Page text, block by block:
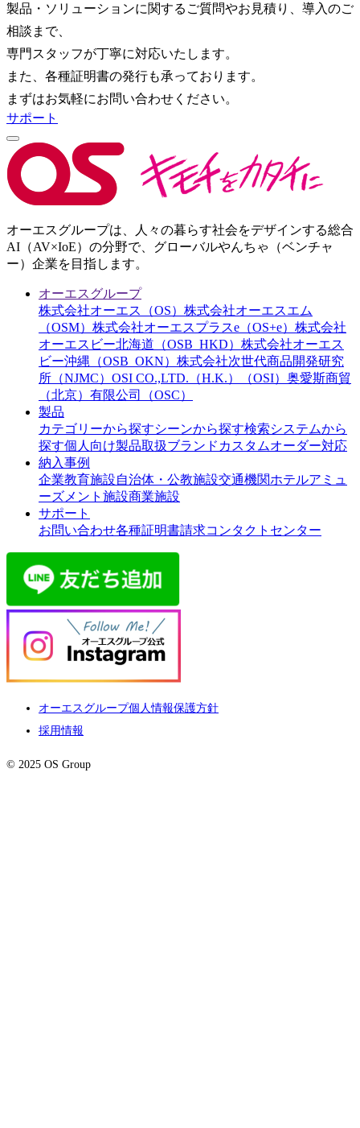
製品・ソリューションに関するご質問やお見積り、導入のご
相談まで、
専門スタッフが丁寧に対応いたします。
また、各種証明書の発行も承っております。
まずはお気軽にお問い合わせください。
サポート
オーエスグループは、人々の暮らす社会をデザインする総合
AI（AV×IoE）の分野で、グローバルやんちゃ（ベンチャ
ー）企業を目指します。
オーエスグループ
株式会社オーエス（OS） 株式会社オーエスエム
（OSM） 株式会社オーエスプラスe（OS+e） 株式会社
オーエスビー北海道（OSB_HKD） 株式会社オーエス
ビー沖縄（OSB_OKN） 株式会社次世代商品開発研究
所（NJMC） OSI CO.,LTD.（H.K.）（OSI） 奥愛斯商貿
（北京）有限公司（OSC）
製品
カテゴリーから探すシーンから探す検索システムから
探す個人向け製品取扱ブランド カスタムオーダー対応
納入事例
企業教育施設自治体・公教施設交通機関ホテルアミュ
ーズメント施設商業施設
サポート
お問い合わせ各種証明書請求コンタクトセンター
オーエスグループ個人情報保護方針
採用情報
© 2025 OS Group